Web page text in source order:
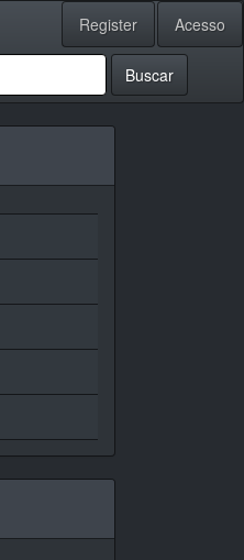
Register Acesso
Buscar